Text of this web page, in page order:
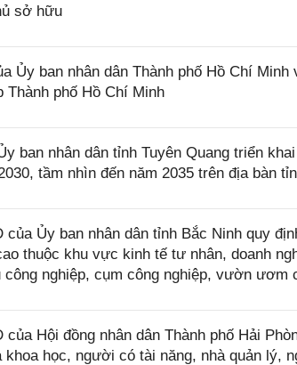
sở hữu
Ủy ban nhân dân Thành phố Hồ Chí
Thành phố Hồ Chí Minh
ban nhân dân tỉnh Tuyên Quang triển
tầm nhìn đến năm 2035 trên địa bàn
của Ủy ban nhân dân tỉnh Bắc Ninh quy
thuộc khu vực kinh tế tư nhân, doanh
nghiệp, cụm công nghiệp, vườn ươm
của Hội đồng nhân dân Thành phố Hải
học, người có tài năng, nhà quản lý,